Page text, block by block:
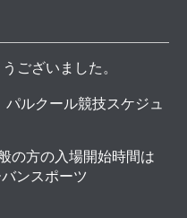
ございました。
パルクール競技スケジュ
の方の入場開始時間は
ンスポーツ